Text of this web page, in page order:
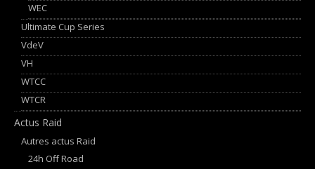
WEC
Ultimate Cup Series
VdeV
VH
WTCC
WTCR
Actus Raid
Autres actus Raid
24h Off Road